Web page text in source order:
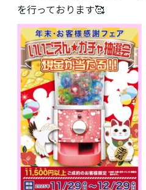
を行っております🥰